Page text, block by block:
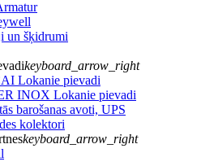
un šķidrumi
keyboard_arrow_right
Lokanie pievadi
INOX Lokanie pievadi
barošanas avoti, UPS
kolektori
keyboard_arrow_right